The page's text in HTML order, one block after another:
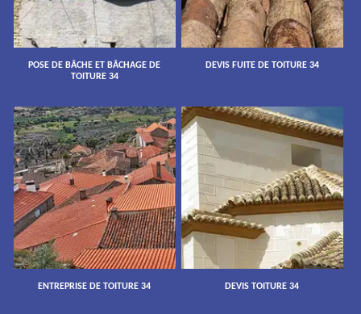
POSE DE BÂCHE ET BÂCHAGE DE
TOITURE 34
DEVIS FUITE DE TOITURE 34
ENTREPRISE DE TOITURE 34 DEVIS TOITURE 34